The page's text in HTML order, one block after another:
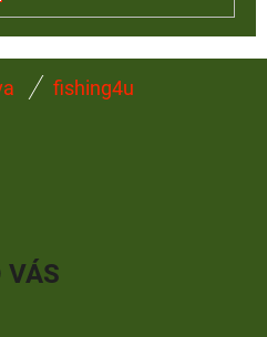
fishing4u
VÁS